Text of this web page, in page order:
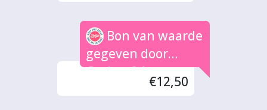
Bon van waarde
gegeven door
Gerben&Anne
€12,50